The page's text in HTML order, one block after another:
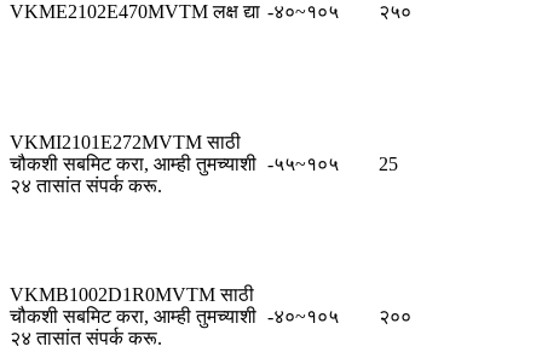
VKME2102E470MVTM लक्ष द्या -४०~१०५ २५०
VKMI2101E272MVTM साठी
चौकशी सबमिट करा, आम्ही तुमच्याशी
२४ तासांत संपर्क करू.
-५५~१०५ 25
VKMB1002D1R0MVTM साठी
चौकशी सबमिट करा, आम्ही तुमच्याशी
२४ तासांत संपर्क करू.
-४०~१०५ २००